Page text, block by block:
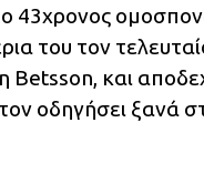
του τον
Betsson, και
οδηγήσει ξανά